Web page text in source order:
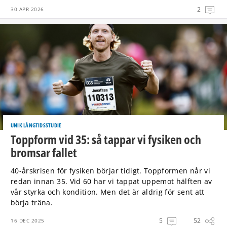
30 APR 2026 2
UNIK LÅNGTIDSSTUDIE
Toppform vid 35: så tappar vi fysiken och
bromsar fallet
40-årskrisen för fysiken börjar tidigt. Toppformen når vi
redan innan 35. Vid 60 har vi tappat uppemot hälften av
vår styrka och kondition. Men det är aldrig för sent att
börja träna.
16 DEC 2025 5 52